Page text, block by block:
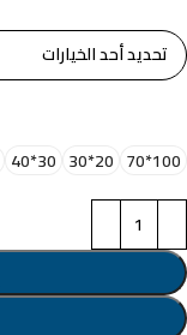
100*70
20*30
30*40